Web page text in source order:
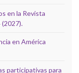
en la Revista
(2027).
en América
participativas para